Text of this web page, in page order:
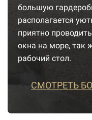
большую
располагается
приятно
окна на море, так
рабочий стол.
СМОТРЕТЬ